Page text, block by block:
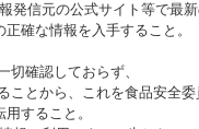
信元の公式サイト等で最
確な情報を入手すること。
確認しておらず、
から、これを食品安全委
すること。